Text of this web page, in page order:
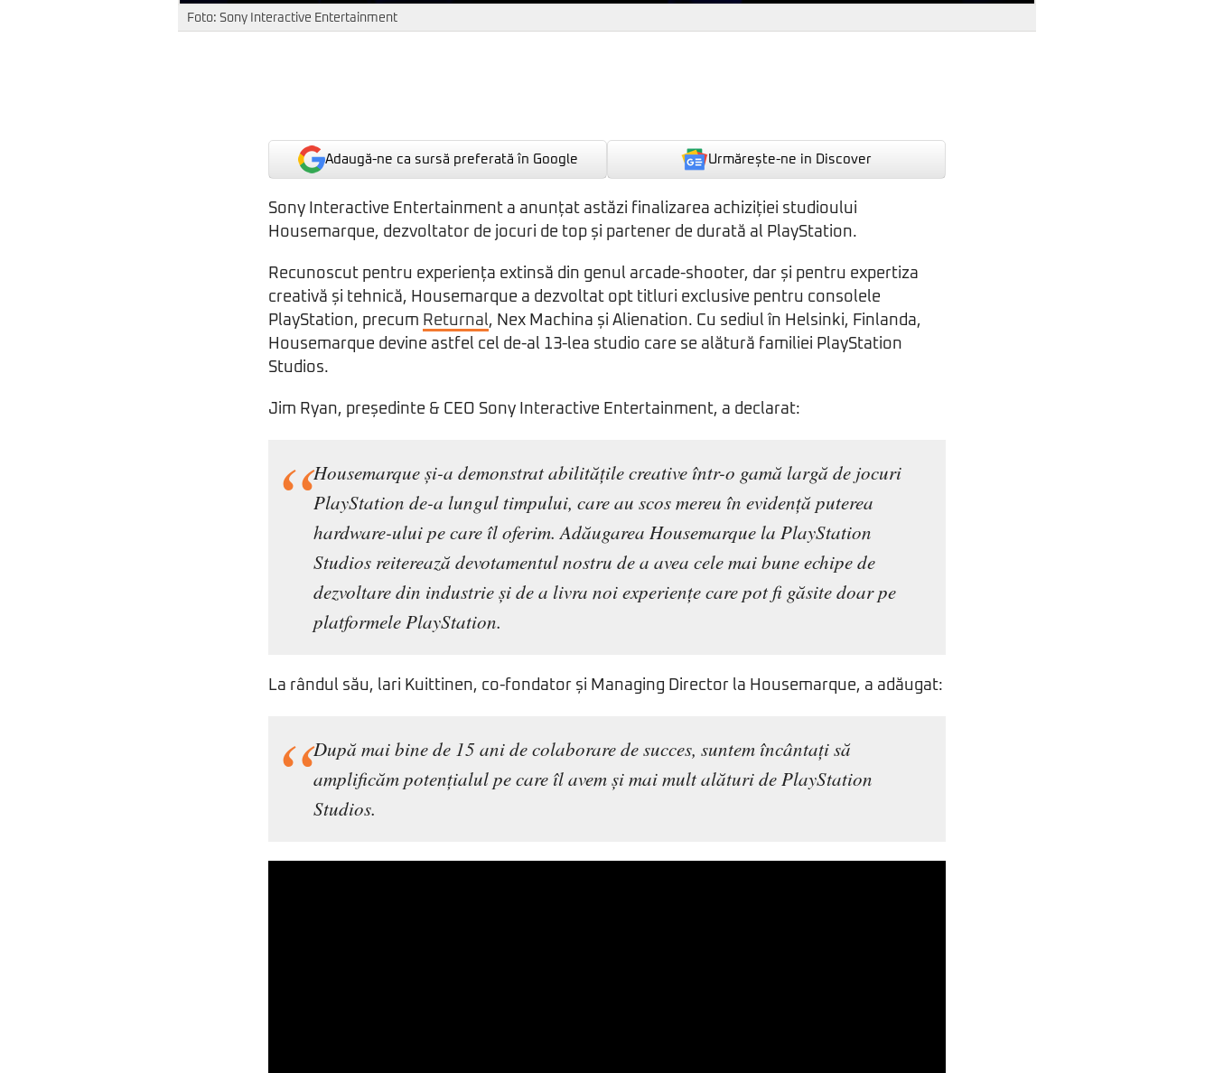
Foto: Sony Interactive Entertainment
Adaugă-ne ca sursă preferată în Google Urmărește-ne in Discover
Sony Interactive Entertainment a anunțat astăzi finalizarea achiziției studioului
Housemarque, dezvoltator de jocuri de top și partener de durată al PlayStation.
Recunoscut pentru experiența extinsă din genul arcade-shooter, dar și pentru expertiza
creativă și tehnică, Housemarque a dezvoltat opt titluri exclusive pentru consolele
PlayStation, precum Returnal, Nex Machina și Alienation. Cu sediul în Helsinki, Finlanda,
Housemarque devine astfel cel de-al 13-lea studio care se alătură familiei PlayStation
Studios.
Jim Ryan, președinte & CEO Sony Interactive Entertainment, a declarat:
Housemarque și-a demonstrat abilitățile creative într-o gamă largă de jocuri
PlayStation de-a lungul timpului, care au scos mereu în evidență puterea
hardware-ului pe care îl oferim. Adăugarea Housemarque la PlayStation
Studios reiterează devotamentul nostru de a avea cele mai bune echipe de
dezvoltare din industrie și de a livra noi experiențe care pot fi găsite doar pe
platformele PlayStation.
La rândul său, lari Kuittinen, co-fondator și Managing Director la Housemarque, a adăugat:
După mai bine de 15 ani de colaborare de succes, suntem încântați să
amplificăm potențialul pe care îl avem și mai mult alături de PlayStation
Studios.